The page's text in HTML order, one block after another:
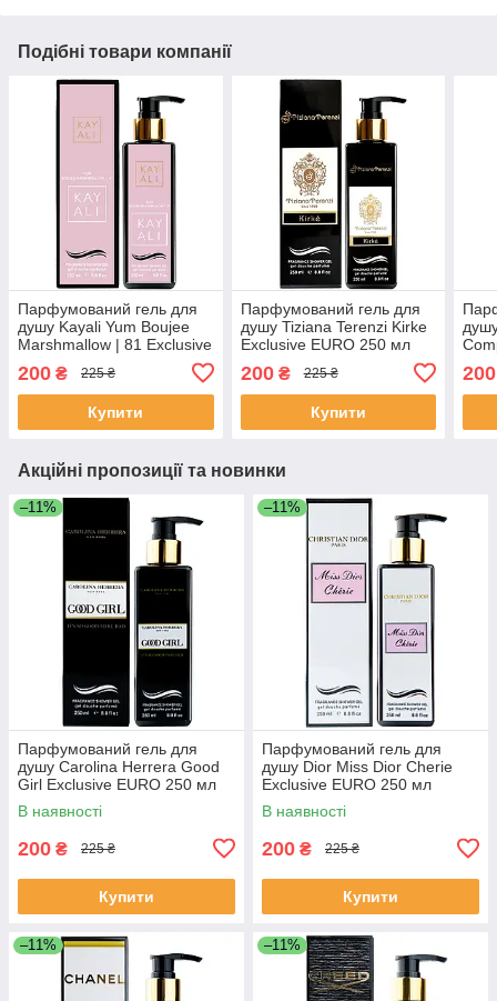
Подібні товари компанії
Парфумований гель для
душу Kayali Yum Boujee
Marshmallow | 81 Exclusive
200 ₴ 225 ₴
Купити
Парфумований гель для
душу Tiziana Terenzi Kirke
Exclusive EURO 250 мл
200₴ 225 ₴
Купити
200
Акційні пропозиції та новинки
–11%
Парфумований гель для
душу Carolina Herrera Good
Girl Exclusive EURO 250 мл
В наявності
200 ₴ 225 ₴
Купити
–11%
Парфумований гель для
душу Dior Miss Dior Cherie
Exclusive EURO 250 мл
В наявності
200 ₴ 225 ₴
Купити
–11% –11%